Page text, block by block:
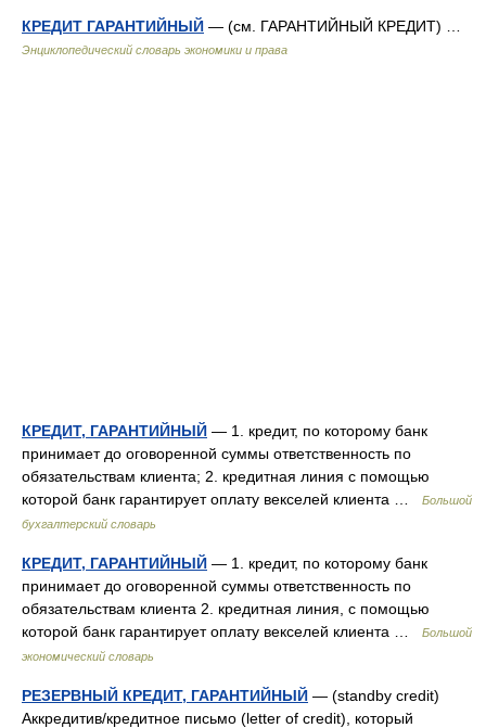
КРЕДИТ ГАРАНТИЙНЫЙ — (см. ГАРАНТИЙНЫЙ КРЕДИТ) …
Энциклопедический словарь экономики и права
КРЕДИТ, ГАРАНТИЙНЫЙ — 1. кредит, по которому банк
принимает до оговоренной суммы ответственность по
обязательствам клиента; 2. кредитная линия с помощью
которой банк гарантирует оплату векселей клиента …
Большой
бухгалтерский словарь
КРЕДИТ, ГАРАНТИЙНЫЙ — 1. кредит, по которому банк
принимает до оговоренной суммы ответственность по
обязательствам клиента 2. кредитная линия, с помощью
которой банк гарантирует оплату векселей клиента …
Большой
экономический словарь
РЕЗЕРВНЫЙ КРЕДИТ, ГАРАНТИЙНЫЙ — (standby credit)
Аккредитив/кредитное письмо (letter of credit), который